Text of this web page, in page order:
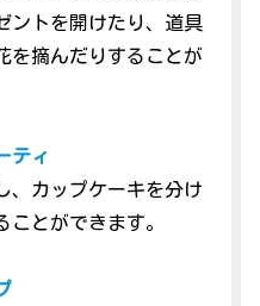
ントを開けたり、道具
を摘んだりすることが
ティ
、カップケーキを分け
とができます。